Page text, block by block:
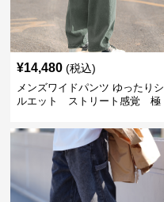
¥14,480 (税込)
メンズワイドパンツ ゆったりシ
ルエット ストリート感覚 極